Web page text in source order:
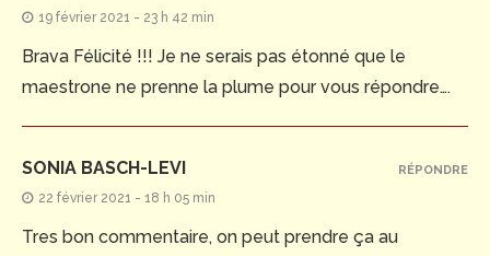
19 février 2021 - 23 h 42 min
Brava Félicité !!! Je ne serais pas étonné que le
maestrone ne prenne la plume pour vous répondre….
SONIA BASCH-LEVI
22 février 2021 - 18 h 05 min
Tres bon commentaire, on peut prendre ça au
RÉPONDRE